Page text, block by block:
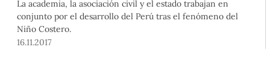
La academia, la asociación civil y el estado trabajan en
conjunto por el desarrollo del Perú tras el fenómeno del
Niño Costero.
16.11.2017